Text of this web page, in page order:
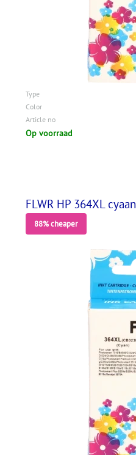
Type
Color
Article no
Op voorraad
FLWR HP 364XL cyaan
88% cheaper